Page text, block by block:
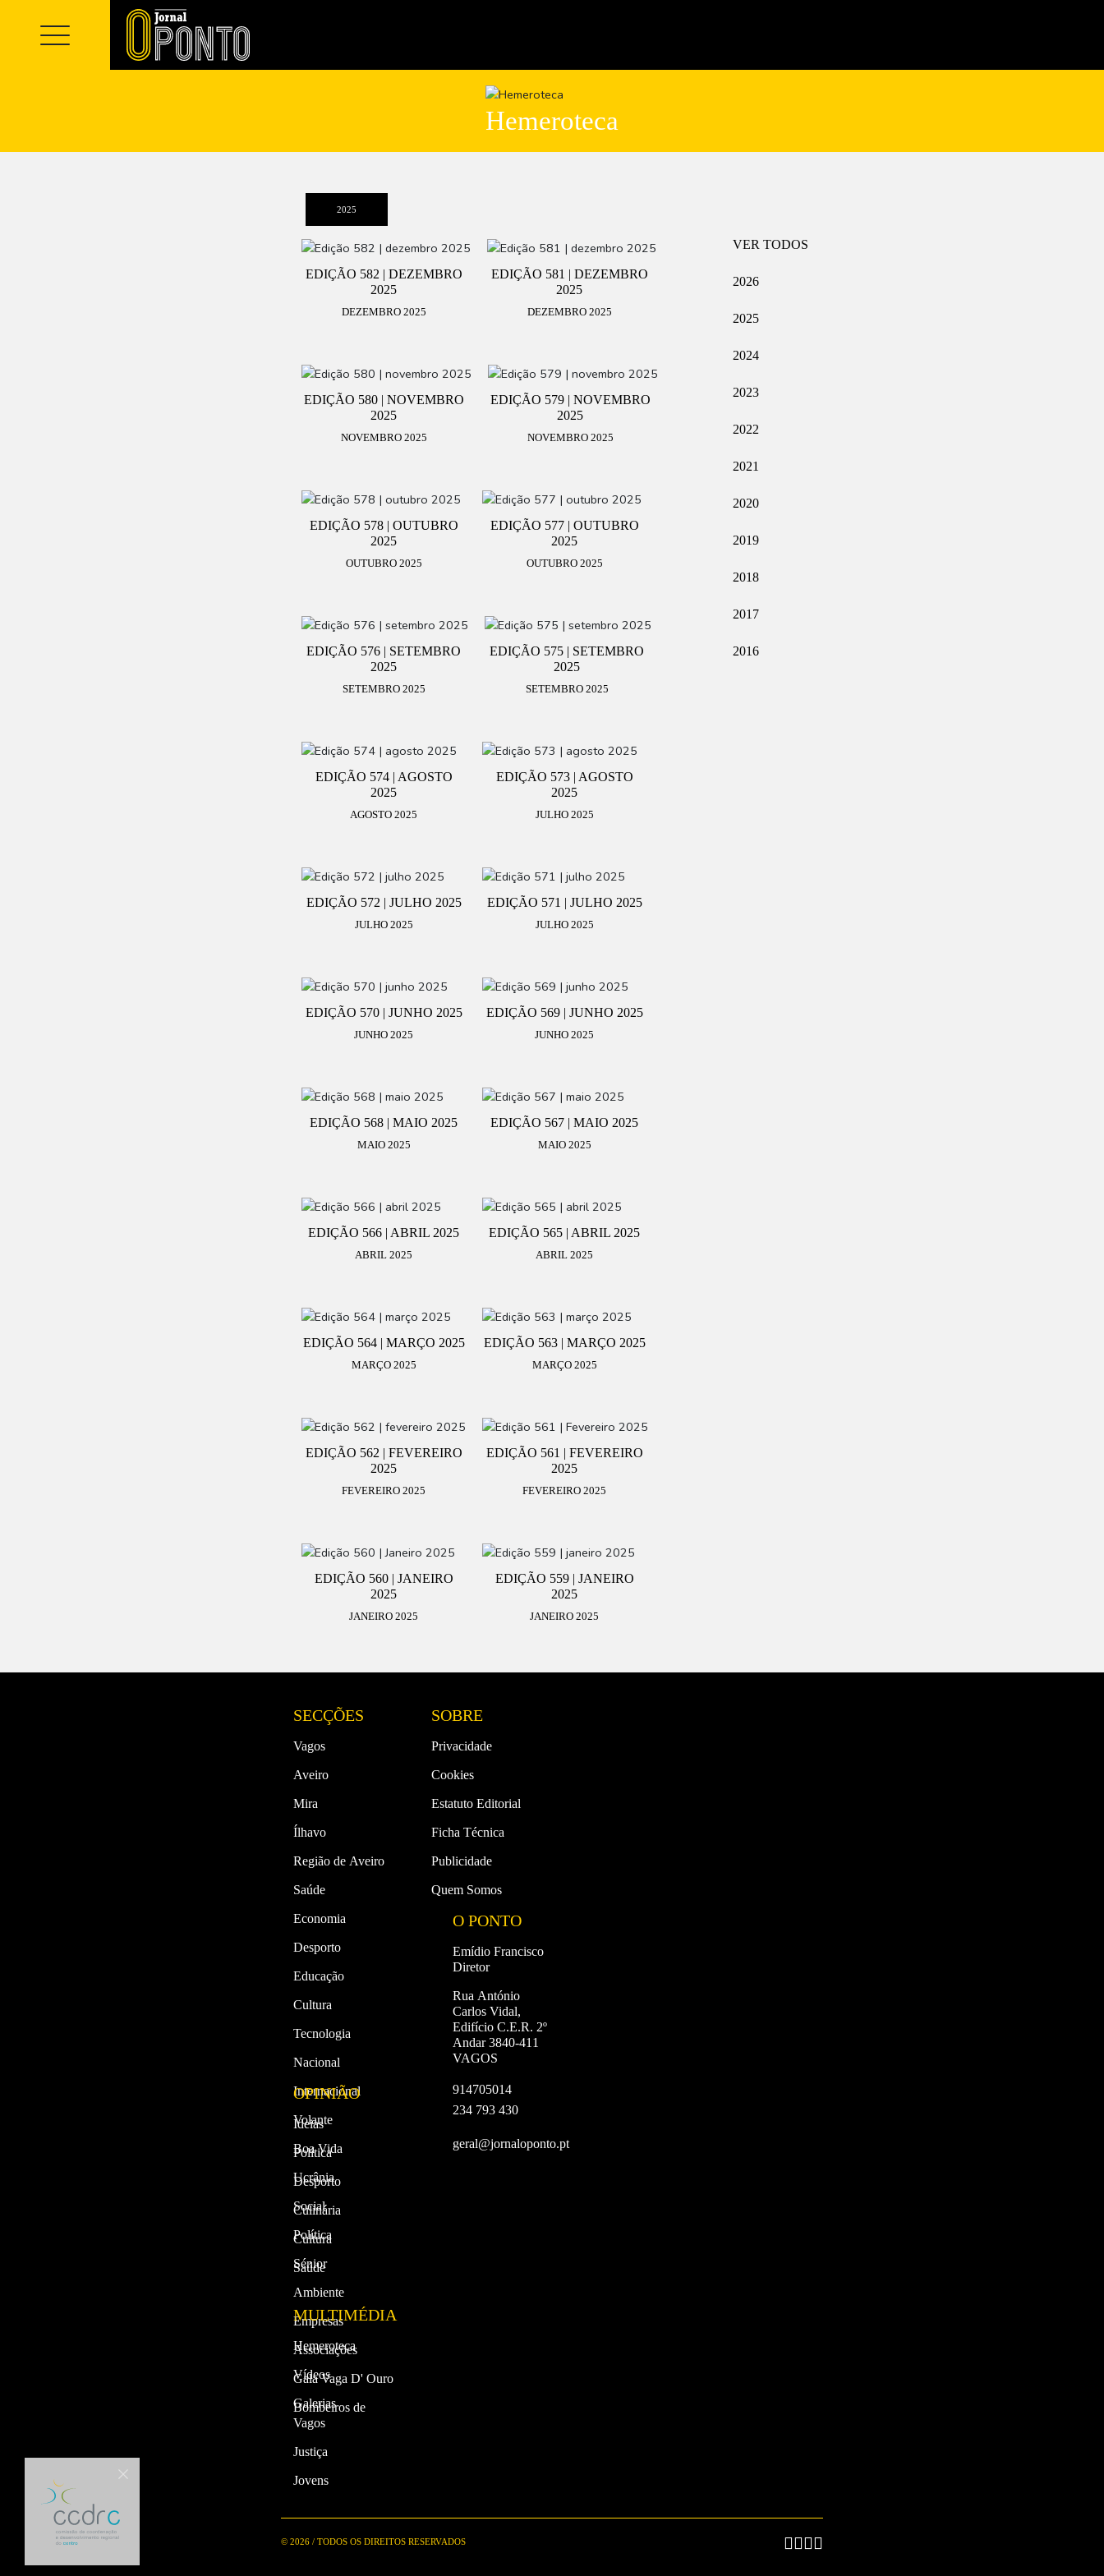
Hemeroteca
2025
EDIÇÃO 582 | DEZEMBRO
2025
DEZEMBRO 2025
EDIÇÃO 581 | DEZEMBRO
2025
DEZEMBRO 2025
EDIÇÃO 580 | NOVEMBRO
2025
NOVEMBRO 2025
EDIÇÃO 579 | NOVEMBRO
2025
NOVEMBRO 2025
EDIÇÃO 578 | OUTUBRO
2025
OUTUBRO 2025
EDIÇÃO 577 | OUTUBRO
2025
OUTUBRO 2025
EDIÇÃO 576 | SETEMBRO
2025
SETEMBRO 2025
EDIÇÃO 575 | SETEMBRO
2025
SETEMBRO 2025
EDIÇÃO 574 | AGOSTO
2025
AGOSTO 2025
EDIÇÃO 573 | AGOSTO
2025
JULHO 2025
EDIÇÃO 572 | JULHO 2025
JULHO 2025
EDIÇÃO 571 | JULHO 2025
JULHO 2025
EDIÇÃO 570 | JUNHO 2025
JUNHO 2025
EDIÇÃO 569 | JUNHO 2025
JUNHO 2025
EDIÇÃO 568 | MAIO 2025
MAIO 2025
EDIÇÃO 567 | MAIO 2025
MAIO 2025
EDIÇÃO 566 | ABRIL 2025
ABRIL 2025
EDIÇÃO 565 | ABRIL 2025
ABRIL 2025
EDIÇÃO 564 | MARÇO 2025
MARÇO 2025
EDIÇÃO 563 | MARÇO 2025
MARÇO 2025
EDIÇÃO 562 | FEVEREIRO
2025
FEVEREIRO 2025
EDIÇÃO 561 | FEVEREIRO
2025
FEVEREIRO 2025
EDIÇÃO 560 | JANEIRO
2025
JANEIRO 2025
EDIÇÃO 559 | JANEIRO
2025
JANEIRO 2025
VER TODOS
2026
2025
2024
2023
2022
2021
2020
2019
2018
2017
2016
SECÇÕES
Vagos
Aveiro
Mira
Ílhavo
Região de Aveiro
Saúde
Economia
Desporto
Educação
Cultura
Tecnologia
Nacional
Internacional
Volante
Boa Vida
Ucrânia
Social
Política
Sénior
Ambiente
Empresas
Associações
Gala Vaga D' Ouro
Bombeiros de
Vagos
Justiça
Jovens
OPINIÃO
Ideias
Política
Desporto
Culinária
Cultura
Saúde
MULTIMÉDIA
Hemeroteca
Vídeos
Galerias
SOBRE
Privacidade
Cookies
Estatuto Editorial
Ficha Técnica
Publicidade
Quem Somos
O PONTO
Emídio Francisco
Diretor
Rua António
Carlos Vidal,
Edifício C.E.R. 2º
Andar 3840-411
VAGOS
914705014
234 793 430
geral@jornaloponto.pt
© 2026 / TODOS OS DIREITOS RESERVADOS